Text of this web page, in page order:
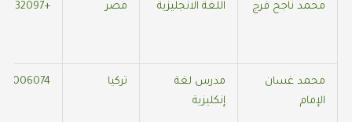
محمد ناجح فرج اللغة الانجليزية مصر +905451532097
محمد غسان
الإمام
مدرس لغة
إنكليزية
تركيا